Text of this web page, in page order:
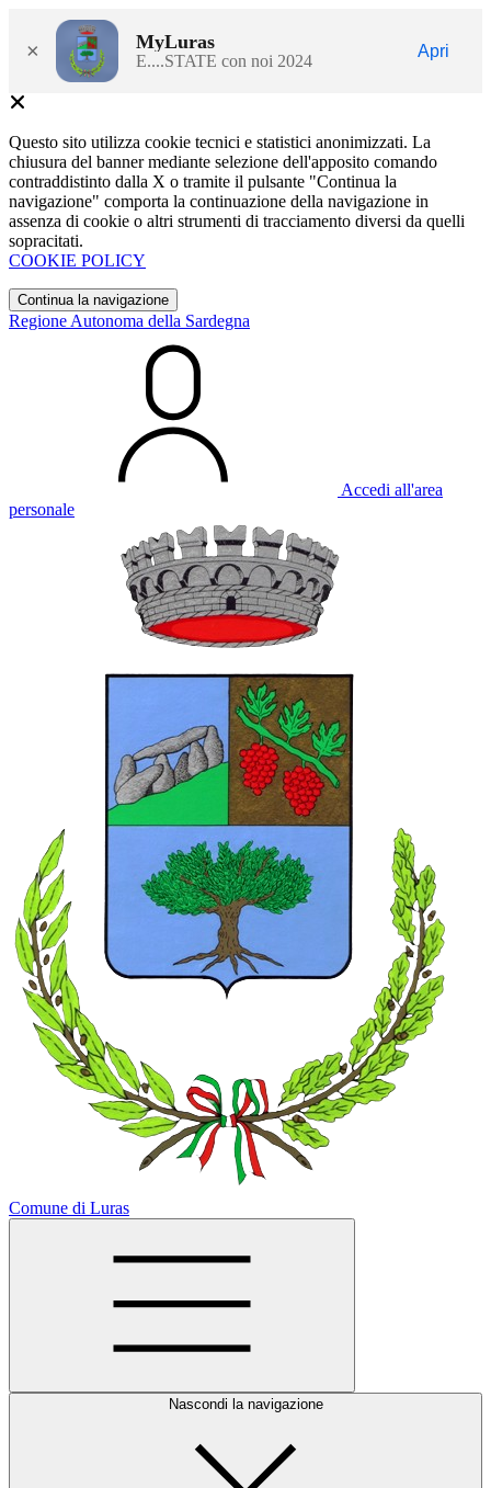
× MyLuras
E....STATE con noi 2024
Apri
Questo sito utilizza cookie tecnici e statistici anonimizzati. La
chiusura del banner mediante selezione dell'apposito comando
contraddistinto dalla X o tramite il pulsante "Continua la
navigazione" comporta la continuazione della navigazione in
assenza di cookie o altri strumenti di tracciamento diversi da quelli
sopracitati.
COOKIE POLICY
Continua la navigazione
Regione Autonoma della Sardegna
Accedi all'area
personale
Comune di Luras
Nascondi la navigazione